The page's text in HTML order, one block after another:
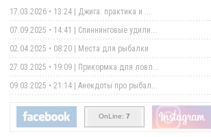
17.03.2026 • 13:24 | Джига: практика и ...
07.09.2025 • 14:41 | Спиннинговые удили...
02.04.2025 • 08:20 |
Места для рыбалки
27.03.2025 • 19:09 |
Прикормка для ловл...
09.03.2025 • 21:14 | Анекдоты про рыбал...
OnLine: 7